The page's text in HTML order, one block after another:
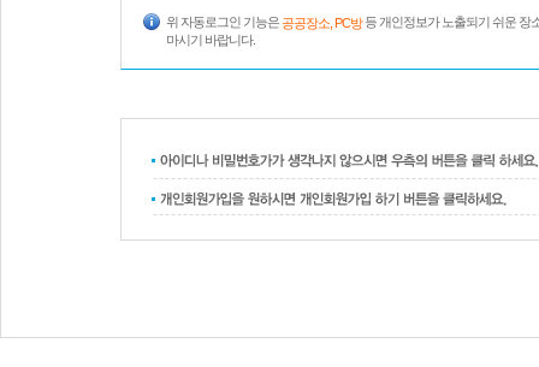
위 자동로그인 기능은공공장소, PC방등 개인정보가 노출되기 쉬운 장
마시기 바랍니다.